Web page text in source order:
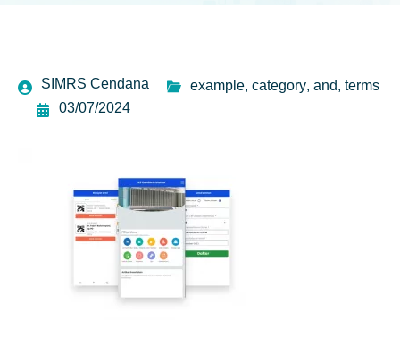
SIMRS Cendana example, category, and, terms
03/07/2024